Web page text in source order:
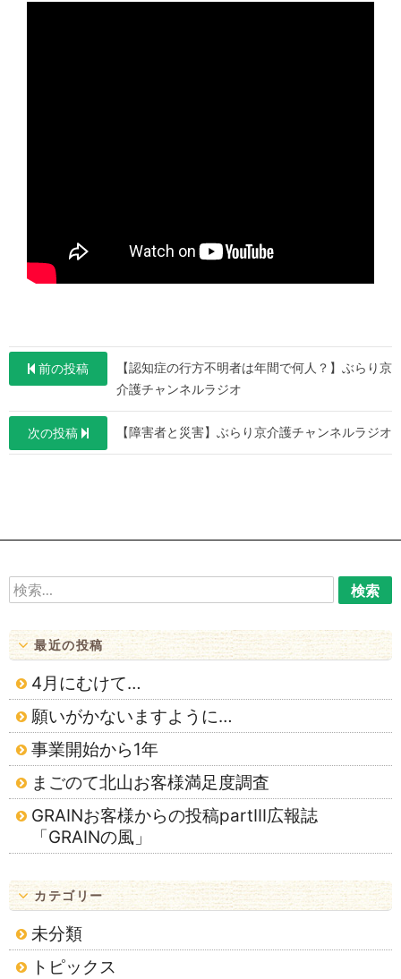
投
稿
ナ
ビ
シ
ン
前の投稿
【認知症の行方不明者は年間で何人？】ぶらり京
介護チャンネルラジオ
次の投稿 【障害者と災害】ぶらり京介護チャンネルラジオ
検
索:
最近の投稿
4月にむけて…
願いがかないますように…
事業開始から1年
まごのて北山お客様満足度調査
GRAINお客様からの投稿partⅢ広報誌
「GRAINの風」
カテゴリー
未分類
トピックス